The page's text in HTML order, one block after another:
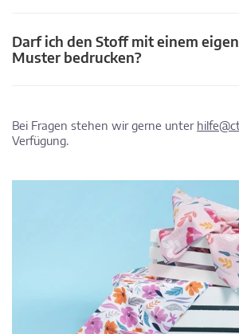
Darf ich den Stoff mit einem
Muster bedrucken?
Bei Fragen stehen wir gerne unter
Verfügung.